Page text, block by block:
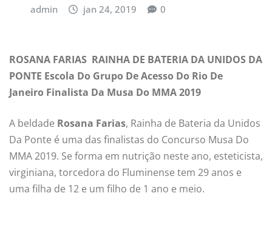
admin jan 24, 2019 0
ROSANA FARIAS RAINHA DE BATERIA DA UNIDOS DA
PONTE Escola Do Grupo De Acesso Do Rio De
Janeiro Finalista Da Musa Do MMA 2019
A beldade Rosana Farias, Rainha de Bateria da Unidos
Da Ponte é uma das finalistas do Concurso Musa Do
MMA 2019. Se forma em nutrição neste ano, esteticista,
virginiana, torcedora do Fluminense tem 29 anos e
uma filha de 12 e um filho de 1 ano e meio.